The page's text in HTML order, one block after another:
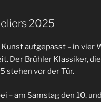
2025
aufgepasst – in vier
Der Brühler Klassiker,
stehen vor der Tür.
– am Samstag den 10.